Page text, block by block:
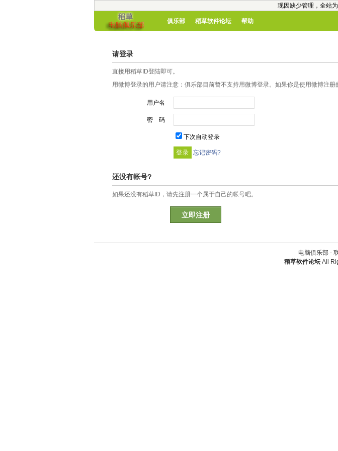
现因缺少管理，全站
俱乐部 稻草软件论坛 帮助
请登录
直接用稻草ID登陆即可。
用微博登录的用户请注意：俱乐部目前暂不支持用微博登录。如果你是使用微博注册
用户名
密 码
下次自动登录
忘记密码?
还没有帐号?
如果还没有稻草ID，请先注册一个属于自己的帐号吧。
立即注册
电脑俱乐部 -
稻草软件论坛 All